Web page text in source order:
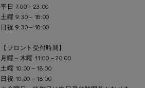
平日 7:00－23:00
土曜 9:30－18:00
日祝 9:30－18:00
【フロント受付時間】
月曜～木曜 11:00－20:00
土曜 10:00－18:00
日祝 10:00－18:00